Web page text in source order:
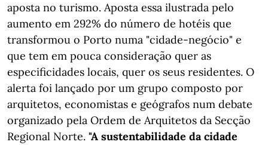
aposta no turismo. Aposta essa ilustrada pelo
aumento em 292% do número de hotéis que
transformou o Porto numa "cidade-negócio" e
que tem em pouca consideração quer as
especificidades locais, quer os seus residentes. ​​O
alerta foi lançado por um grupo composto por
arquitetos, economistas e geógrafos num debate
organizado pela Ordem de Arquitetos da Secção
Regional Norte. "​​A sustentabilidade da cidade